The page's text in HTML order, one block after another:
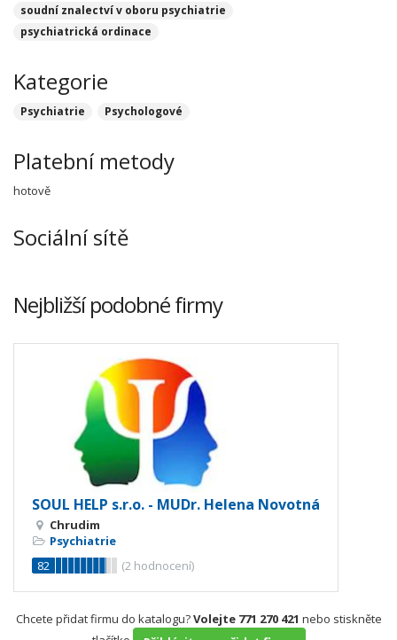
soudní znalectví v oboru psychiatrie
psychiatrická ordinace
Kategorie
Psychiatrie Psychologové
Platební metody
hotově
Sociální sítě
Nejbližší podobné firmy
SOUL HELP s.r.o. - MUDr. Helena Novotná
Chrudim
Psychiatrie
82
(2 hodnocení)
Chcete přidat firmu do katalogu?Volejte 771 270 421 nebo stiskněte